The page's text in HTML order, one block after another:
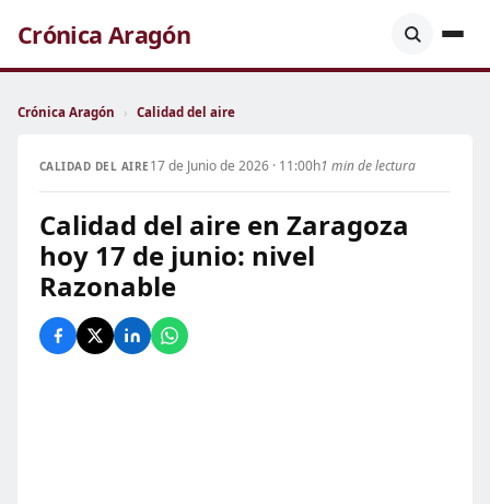
Crónica Aragón
Crónica Aragón › Calidad del aire
CALIDAD DEL AIRE 17 de Junio de 2026 · 11:00h1 min de lectura
Calidad del aire en Zaragoza
hoy 17 de junio: nivel
Razonable